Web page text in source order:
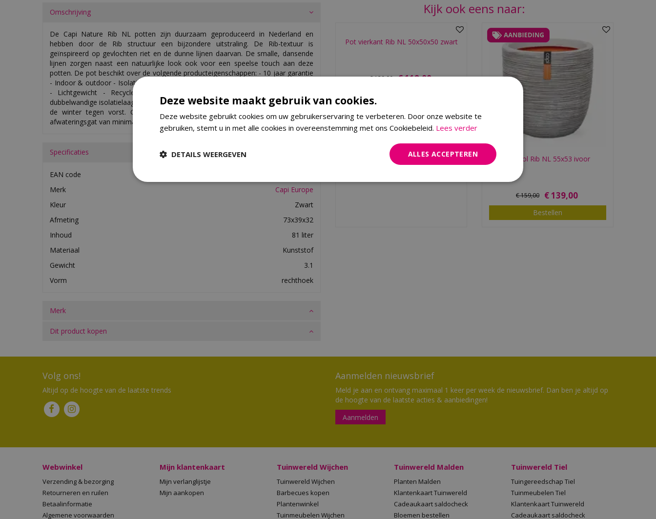
Omschrijving
De Capi Nature Rib NL potten zijn duurzaam geproduceerd in Nederland en
hebben door de Rib structuur een bijzondere uitstraling. De Rib-textuur is
geïnspireerd op gevlochten riet en de dunne lĳnen daarvan. De smalle, dansende
lijnen zorgen naast een natuurlijke look ook voor een speelse touch aan deze
potten. De pot beschikt over de volgende producteigenschappen: - 10 jaar garantie
- Indoor & outdoor - Isolatielaag - Vorstbestendig - UV-bestendig - Breukbestendig
- Lichtgewicht - Recyclebaar De bloempotten beschikken over een unieke
dubbelwandige isolatielaag die de plant in de zomer beschermt tegen de hitte en in
de winter tegen vorst. Gebruik je de bloempot buiten, zorg dan dat je een
afwateringsgat van minimaal 25 mm in de bodem boort.
Specificaties
EAN code
Merk
Capi Europe
Kleur
Zwart
Afmeting
73x39x32
Inhoud
81 liter
Materiaal
Kunststof
Gewicht
3.1
Vorm
rechthoek
Merk
Dit product kopen
Kijk ook eens naar:
Pot vierkant Rib NL 50x50x50 zwart
€129,00 €119,00
Pot bol Rib NL 55x53 ivoor
€159,00 €139,00
Bestellen
Volg ons!
Altijd op de hoogte van de laatste trends
Aanmelden nieuwsbrief
Meld je aan en ontvang maximaal 1 keer per week de nieuwsbrief. Dan ben je altijd op
de hoogte van de laatste acties & aanbiedingen!
Aanmelden
Webwinkel
Verzending & bezorging
Retourneren en ruilen
Betaalinformatie
Algemene voorwaarden
Mijn klantenkaart
Mijn verlanglijstje
Mijn aankopen
Tuinwereld Wijchen
Tuinwereld Wijchen
Barbecues kopen
Plantenwinkel
Tuinmeubelen Wijchen
Tuinwereld Malden
Planten Malden
Klantenkaart Tuinwereld
Cadeaukaart saldocheck
Bloemen bestellen
Tuinwereld Tiel
Tuingereedschap Tiel
Tuinmeubelen Tiel
Klantenkaart Tuinwereld
Cadeaukaart saldocheck
Deze website maakt gebruik van cookies.
Deze website gebruikt cookies om uw gebruikerservaring te verbeteren. Door onze website te
gebruiken, stemt u in met alle cookies in overeenstemming met ons Cookiebeleid. Lees verder
ALLES ACCEPTEREN
DETAILS WEERGEVEN